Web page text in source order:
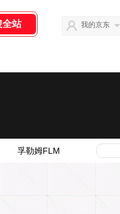
我的京东
孚勒姆FLM